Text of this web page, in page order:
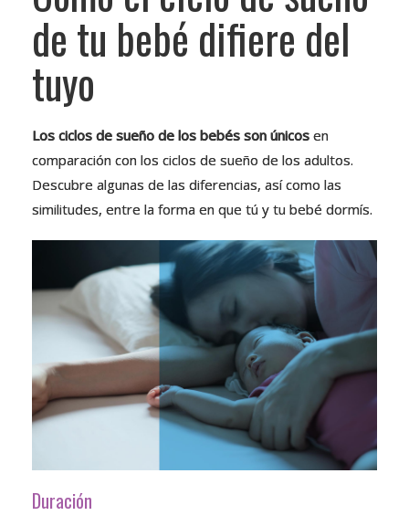
de tu bebé difiere del
tuyo
Los ciclos de sueño de los bebés son únicos en
comparación con los ciclos de sueño de los adultos.
Descubre algunas de las diferencias, así como las
similitudes, entre la forma en que tú y tu bebé dormís.
Duración